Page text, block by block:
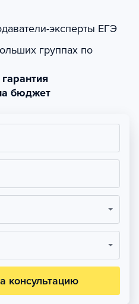
эксперты ЕГЭ
группах по
бюджет
консультацию